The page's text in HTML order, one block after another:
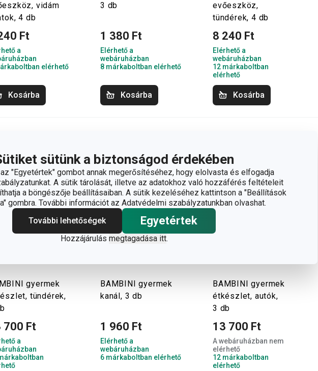
sütünk a biztonságod érdekében
"Egyetértek" gombot annak megerősítéséhez, hogy elolvasta és elfogadja
A sütik tárolását, illetve az adatokhoz való hozzáférés feltételeit
a böngészője beállításaiban. A sütik kezeléséhez kattintson a "Beállítások
gombra. További információt az Adatvédelmi szabályzatunkban olvashat.
További lehetőségek
Egyetértek
Hozzájárulás megtagadása itt.
vidám
4 db
Ft
a
elérhető
Kosárba
3 db
1 380 Ft
Elérhető a
webáruházban
8 márkaboltban elérhető
Kosárba
evőeszköz,
tündérek, 4 db
8 240 Ft
Elérhető a
webáruházban
12 márkaboltban
elérhető
Kosárba
gyermek
tündérek,
700 Ft
a
BAMBINI gyermek
kanál, 3 db
1 960 Ft
Elérhető a
webáruházban
6 márkaboltban elérhető
BAMBINI gyermek
étkészlet, autók,
3 db
13 700 Ft
A webáruházban nem
elérhető
12 márkaboltban
elérhető